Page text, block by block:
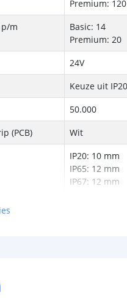
Premium: 120
m
Basic: 14
Premium: 20
24V
Keuze uit
50.000
(PCB)
Wit
IP20: 10 mm
IP65: 12 mm
IP67: 12 mm